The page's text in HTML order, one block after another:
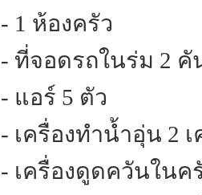
- 1 ห้องครัว
- ที่จอดรถในร่ม 2 คั
- แอร์ 5 ตัว
- เครื่องทำน้ำอุ่น 2 เ
- เครื่องดูดควันในค